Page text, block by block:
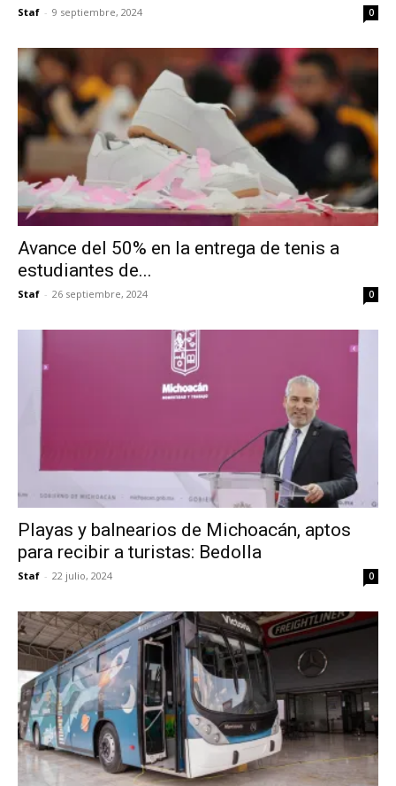
Staf - 9 septiembre, 2024 0
Avance del 50% en la entrega de tenis a
estudiantes de...
Staf - 26 septiembre, 2024 0
Playas y balnearios de Michoacán, aptos
para recibir a turistas: Bedolla
Staf - 22 julio, 2024 0